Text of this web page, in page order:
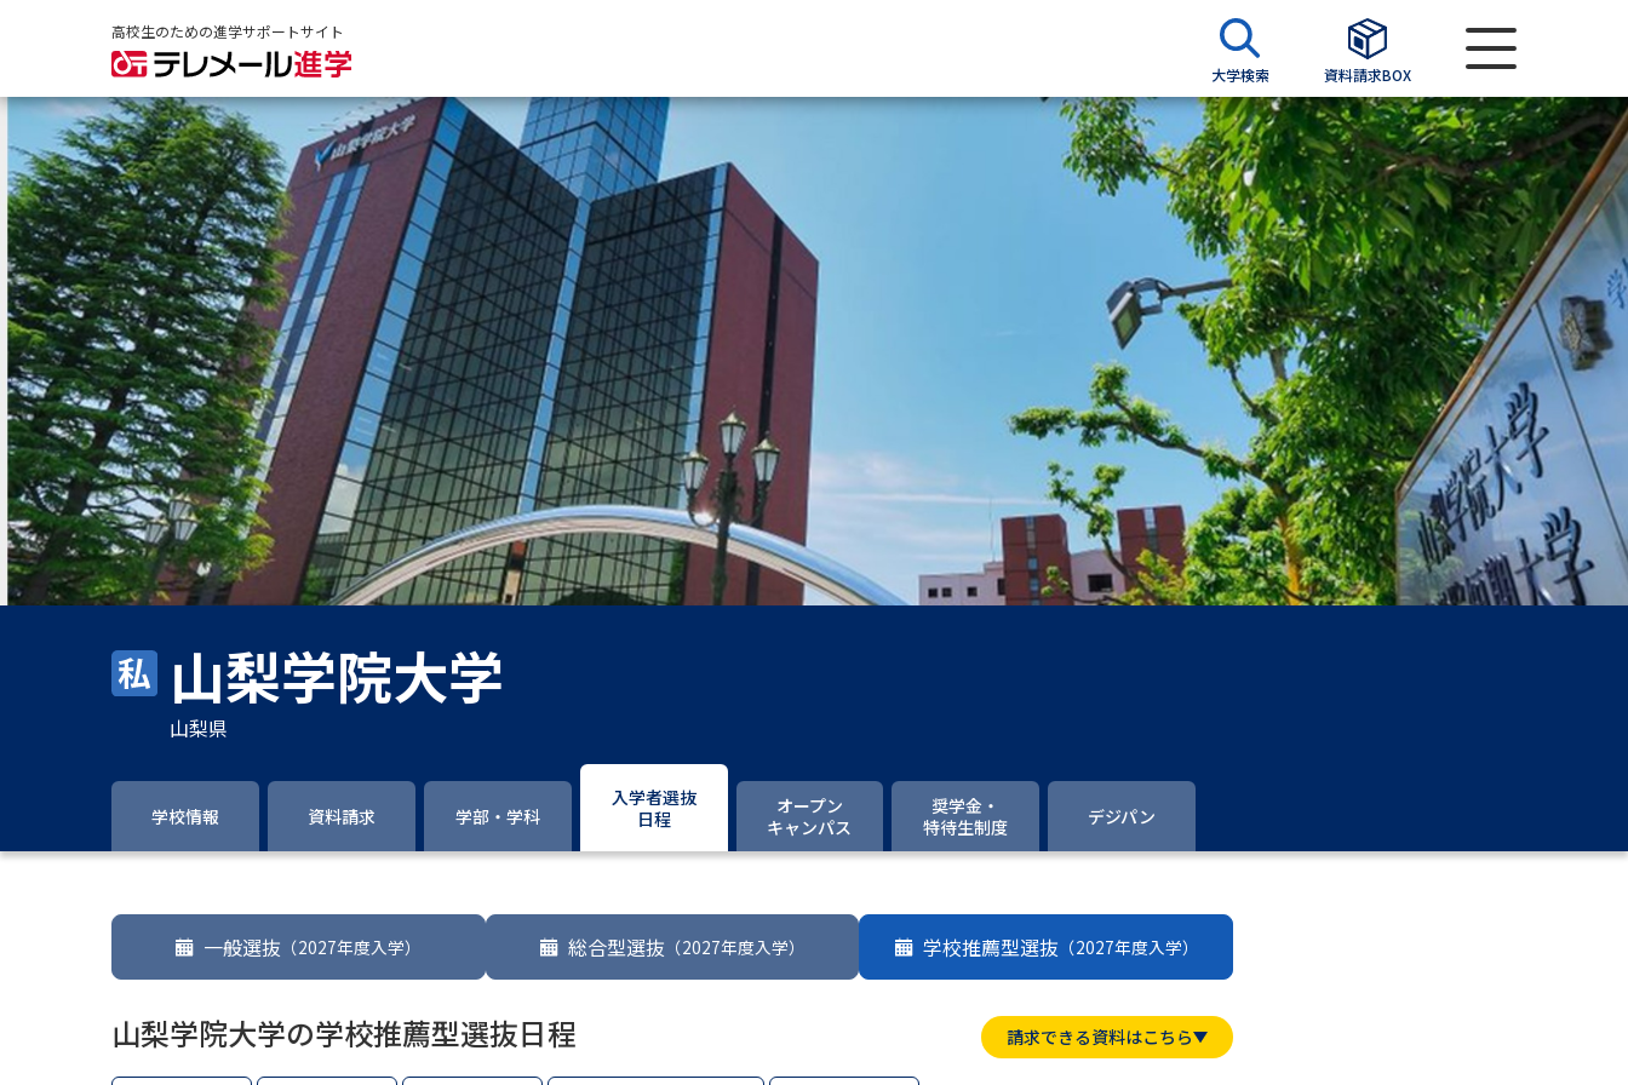
高校生のための進学サポートサイト
大学検索 資料請求BOX
資料検索
大学・短大の資料種類から請求
大学パンフ
総合型選抜・学校推薦型選抜 募集要項＆願書
大学入学共通テスト利用選抜の募集要項＆願書
過去問題集
大学・短大以外の資料から請求
専門学校の資料請求 大学院の資料請求
留学・進学関連、塾・予備校
大学入学共通テスト「受験案内」の請求
大学入学共通テスト「受験上の配慮案内」の請求
高等学校卒業程度認定試験
大学研究
新増設大学・学部・学科特集
国際・グローバルに強い大学特集
データサイエンス特集
奨学金・特待生制度特集
デジタルパンフレット
新学年スタート号特集ページ（高3生用）
新学年スタート号特集ページ（高2生用）
山梨学院大学
山梨県
学校情報 資料請求 学部・学科
入学者選抜
日程
オープン
キャンパス
奨学金・
特待生制度
デジパン
一般選抜 （2027年度入学） 総合型選抜 （2027年度入学） 学校推薦型選抜 （2027年度入学）
山梨学院大学の学校推薦型選抜日程 請求できる資料はこちら